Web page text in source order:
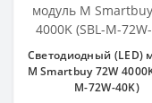
Светодиодный (LED)
M Smartbuy 72W
M-72W-40K)